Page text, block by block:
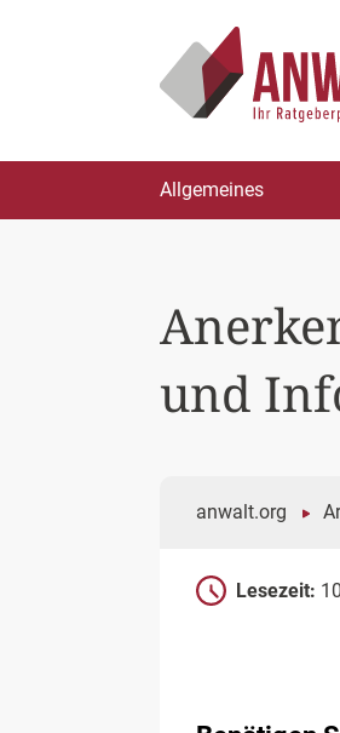
springen
Allgemeines
und
anwalt.org
Lesezeit: